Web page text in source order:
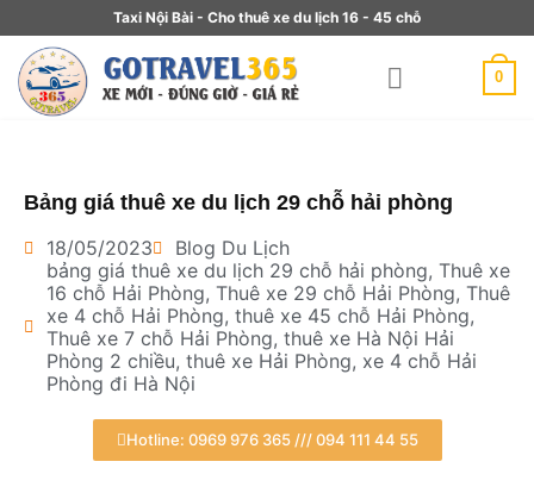
Taxi Nội Bài - Cho thuê xe du lịch 16 - 45 chỗ
0
Bảng giá thuê xe du lịch 29 chỗ hải phòng
18/05/2023
Blog Du Lịch
bảng giá thuê xe du lịch 29 chỗ hải phòng, Thuê xe
16 chỗ Hải Phòng, Thuê xe 29 chỗ Hải Phòng, Thuê
xe 4 chỗ Hải Phòng, thuê xe 45 chỗ Hải Phòng,
Thuê xe 7 chỗ Hải Phòng, thuê xe Hà Nội Hải
Phòng 2 chiều, thuê xe Hải Phòng, xe 4 chỗ Hải
Phòng đi Hà Nội
Hotline: 0969 976 365 /// 094 111 44 55